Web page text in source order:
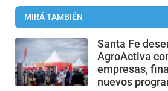
MIRÁ TAMBIÉN
Santa Fe
AgroActiva
empresas,
nuevos